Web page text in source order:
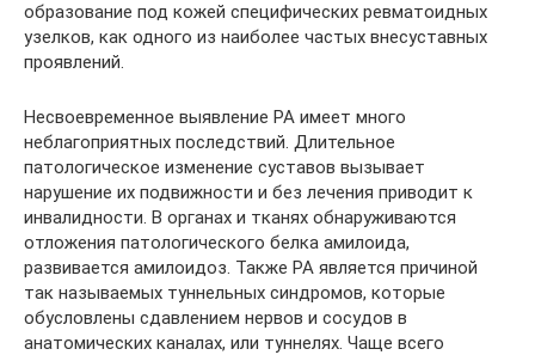
образование под кожей специфических ревматоидных
узелков, как одного из наиболее частых внесуставных
проявлений.
Несвоевременное выявление РА имеет много
неблагоприятных последствий. Длительное
патологическое изменение суставов вызывает
нарушение их подвижности и без лечения приводит к
инвалидности. В органах и тканях обнаруживаются
отложения патологического белка амилоида,
развивается амилоидоз. Также РА является причиной
так называемых туннельных синдромов, которые
обусловлены сдавлением нервов и сосудов в
анатомических каналах, или туннелях. Чаще всего